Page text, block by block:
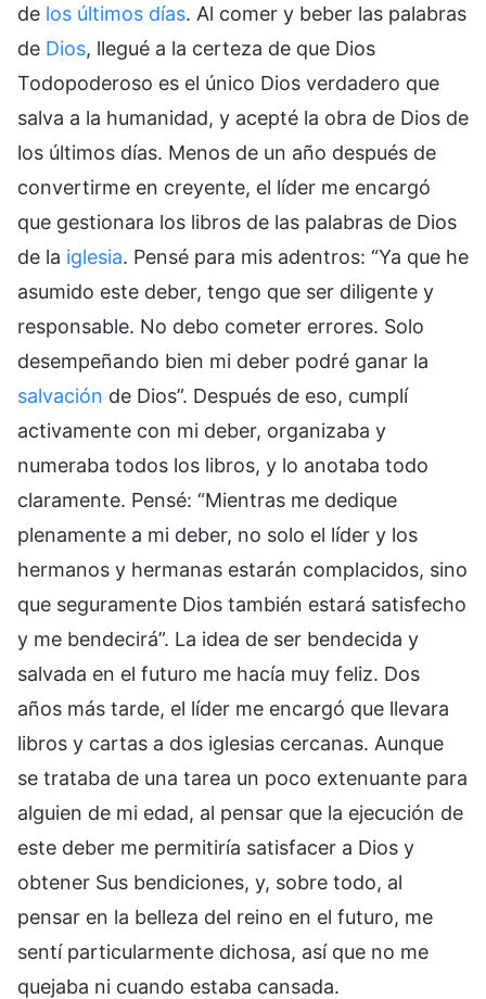
de los últimos días. Al comer y beber las palabras
de Dios, llegué a la certeza de que Dios
Todopoderoso es el único Dios verdadero que
salva a la humanidad, y acepté la obra de Dios de
los últimos días. Menos de un año después de
convertirme en creyente, el líder me encargó
que gestionara los libros de las palabras de Dios
de la iglesia. Pensé para mis adentros: “Ya que he
asumido este deber, tengo que ser diligente y
responsable. No debo cometer errores. Solo
desempeñando bien mi deber podré ganar la
salvación de Dios”. Después de eso, cumplí
activamente con mi deber, organizaba y
numeraba todos los libros, y lo anotaba todo
claramente. Pensé: “Mientras me dedique
plenamente a mi deber, no solo el líder y los
hermanos y hermanas estarán complacidos, sino
que seguramente Dios también estará satisfecho
y me bendecirá”. La idea de ser bendecida y
salvada en el futuro me hacía muy feliz. Dos
años más tarde, el líder me encargó que llevara
libros y cartas a dos iglesias cercanas. Aunque
se trataba de una tarea un poco extenuante para
alguien de mi edad, al pensar que la ejecución de
este deber me permitiría satisfacer a Dios y
obtener Sus bendiciones, y, sobre todo, al
pensar en la belleza del reino en el futuro, me
sentí particularmente dichosa, así que no me
quejaba ni cuando estaba cansada.